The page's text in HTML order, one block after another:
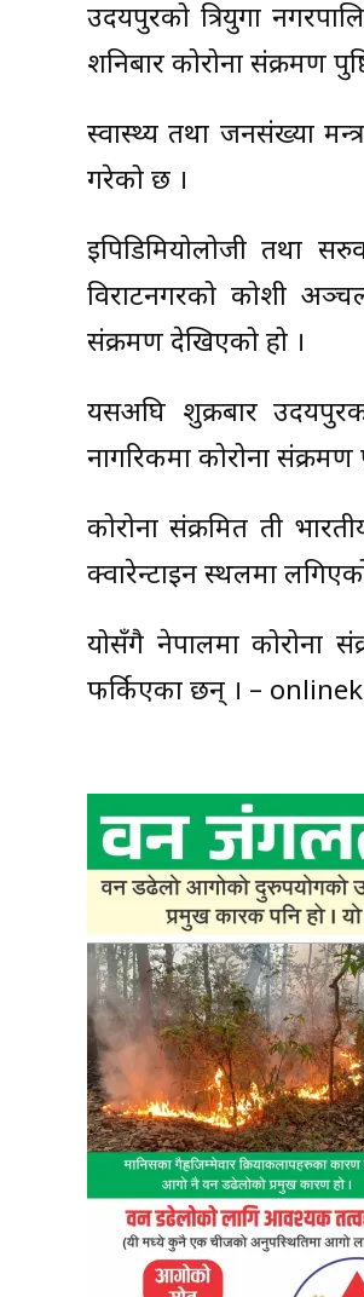
उदयपुरको त्रियुगा
शनिबार कोरोना संक्रमण
स्वास्थ्य तथा जनसंख्या
गरेको छ ।
इपिडिमियोलोजी तथा
विराटनगरको कोशी
संक्रमण देखिएको हो ।
यसअघि शुक्रबार
नागरिकमा कोरोना संक्रमण
कोरोना संक्रमित ती
क्वारेन्टाइन स्थलमा
योसँगै नेपालमा कोरोना
फर्किएका छन् । –